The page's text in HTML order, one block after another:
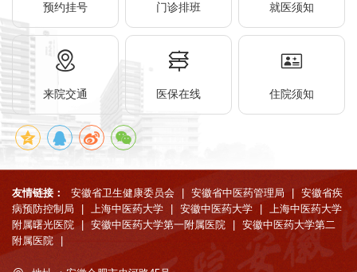
预约挂号 门诊排班 就医须知
来院交通 医保在线 住院须知
友情链接： 安徽省卫生健康委员会 安徽省中医药管理局
安徽省疾
病预防控制局
上海中医药大学 安徽中医药大学
上海中医药大学
附属曙光医院
安徽中医药大学第一附属医院
安徽中医药大学第二
附属医院